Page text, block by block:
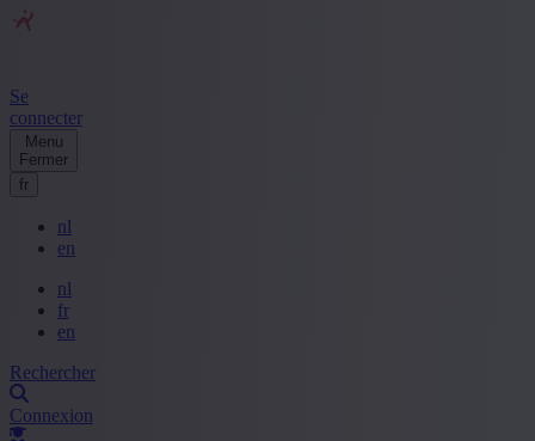
Se
connecter
Menu
Fermer
fr
nl
en
nl
fr
en
Rechercher
Connexion